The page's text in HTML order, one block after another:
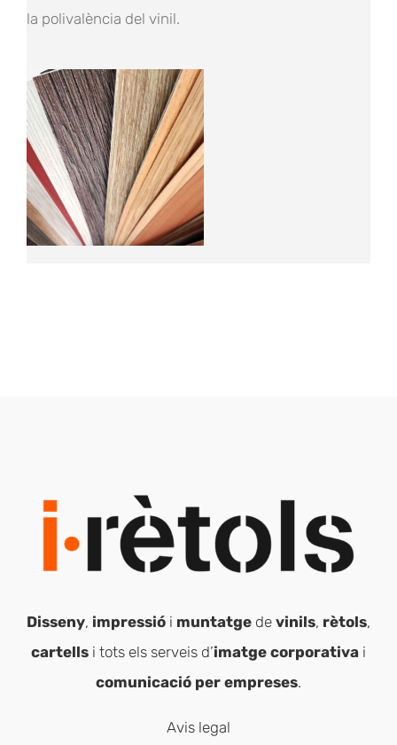
la polivalència del vinil.
Disseny, impressió i muntatge de vinils, rètols,
cartells i tots els serveis d’imatge corporativa i
comunicació per empreses.
Avis legal